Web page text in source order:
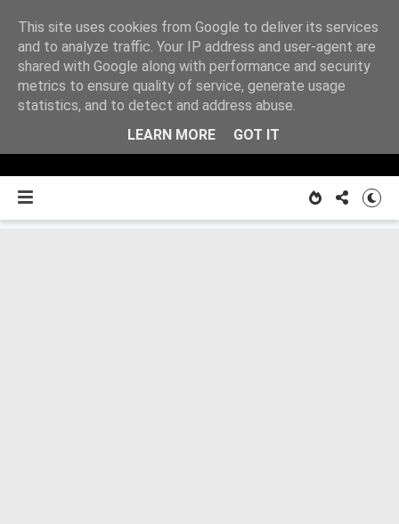
Z
notatnika
O MNIE
This site uses cookies from Google to deliver its services
and to analyze traffic. Your IP address and user-agent are
shared with Google along with performance and security
metrics to ensure quality of service, generate usage
statistics, and to detect and address abuse.
LEARN MORE
GOT IT